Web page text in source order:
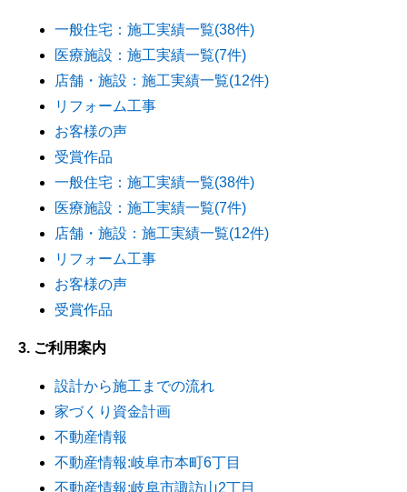
一般住宅：施工実績一覧(38件)
医療施設：施工実績一覧(7件)
店舗・施設：施工実績一覧(12件)
リフォーム工事
お客様の声
受賞作品
一般住宅：施工実績一覧(38件)
医療施設：施工実績一覧(7件)
店舗・施設：施工実績一覧(12件)
リフォーム工事
お客様の声
受賞作品
3. ご利用案内
設計から施工までの流れ
家づくり資金計画
不動産情報
不動産情報:岐阜市本町6丁目
不動産情報:岐阜市諏訪山2丁目